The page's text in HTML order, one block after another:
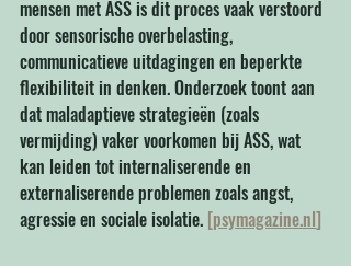
mensen met ASS is dit proces vaak verstoord
door sensorische overbelasting,
communicatieve uitdagingen en beperkte
flexibiliteit in denken. Onderzoek toont aan
dat maladaptieve strategieën (zoals
vermijding) vaker voorkomen bij ASS, wat
kan leiden tot internaliserende en
externaliserende problemen zoals angst,
agressie en sociale isolatie. [psymagazine.nl]